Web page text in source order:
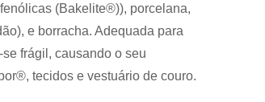
(Bakelite®)), porcelana,
e borracha. Adequada para
frágil, causando o seu
tecidos e vestuário de couro.